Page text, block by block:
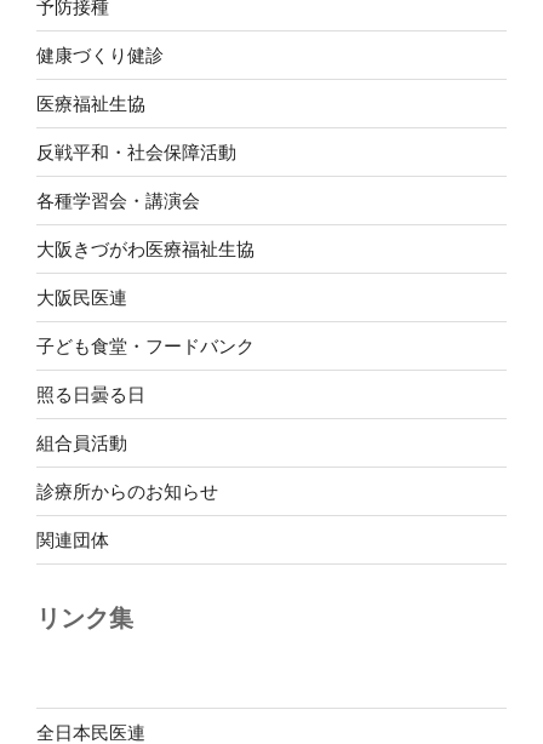
予防接種
健康づくり健診
医療福祉生協
反戦平和・社会保障活動
各種学習会・講演会
大阪きづがわ医療福祉生協
大阪民医連
子ども食堂・フードバンク
照る日曇る日
組合員活動
診療所からのお知らせ
関連団体
リンク集
全日本民医連